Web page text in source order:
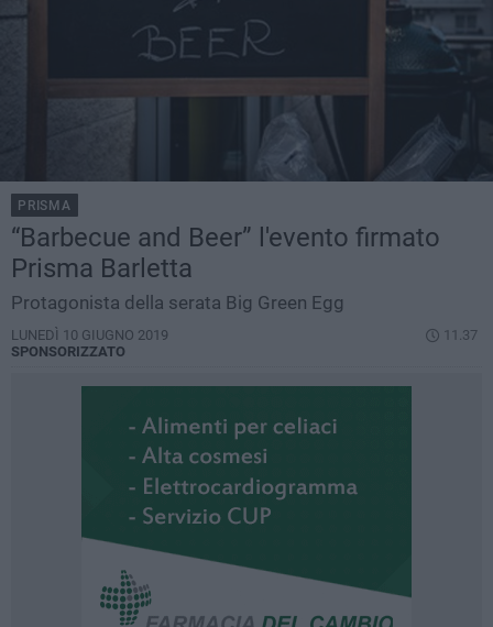
PRISMA
“Barbecue and Beer” l'evento firmato
Prisma Barletta
Protagonista della serata Big Green Egg
LUNEDÌ 10 GIUGNO 2019
11.37
SPONSORIZZATO